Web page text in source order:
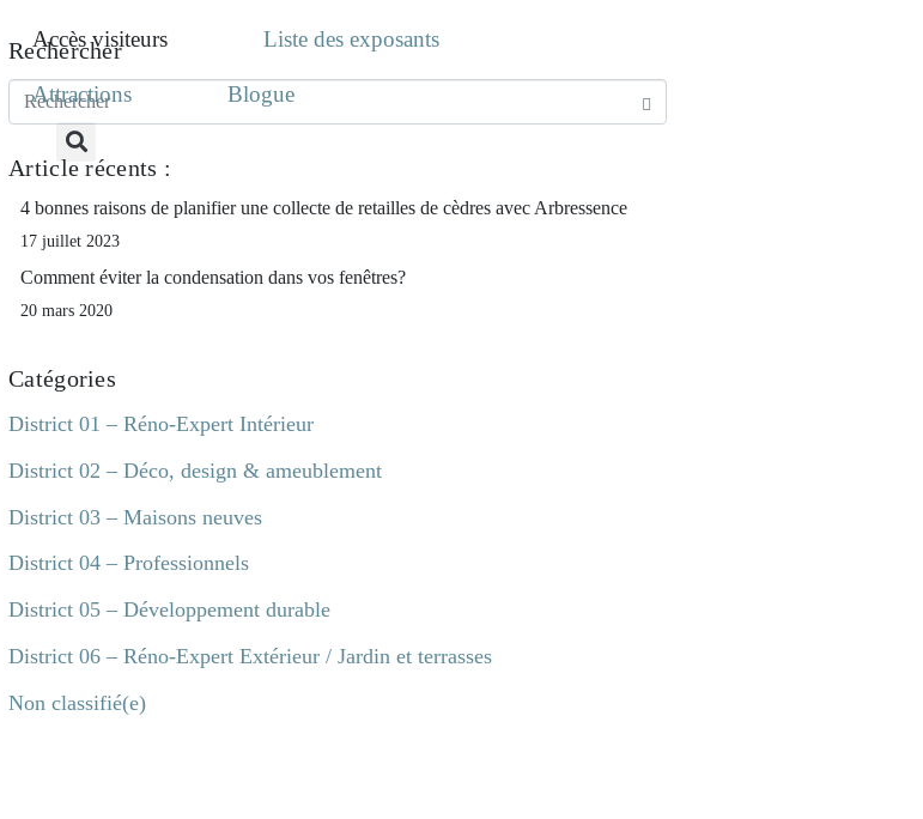
Accès visiteurs Liste des exposants
Attractions Blogue
Rechercher
Article récents :
4 bonnes raisons de planifier une collecte de retailles de cèdres avec Arbressence
17 juillet 2023
Comment éviter la condensation dans vos fenêtres?
20 mars 2020
Catégories
District 01 – Réno-Expert Intérieur
District 02 – Déco, design & ameublement
District 03 – Maisons neuves
District 04 – Professionnels
District 05 – Développement durable
District 06 – Réno-Expert Extérieur / Jardin et terrasses
Non classifié(e)